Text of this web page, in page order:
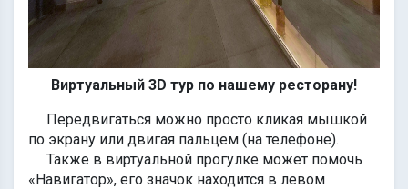
Виртуальный 3D тур по нашему ресторану!
Передвигаться можно просто кликая мышкой
по экрану или двигая пальцем (на телефоне).
Также в виртуальной прогулке может помочь
«Навигатор», его значок находится в левом